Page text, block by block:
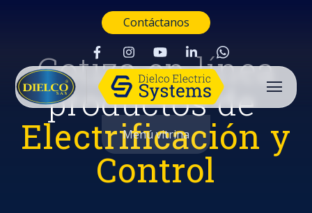
Contáctanos
Menú vitrina
Cotiza en línea
productos de
Electrificación y
Control